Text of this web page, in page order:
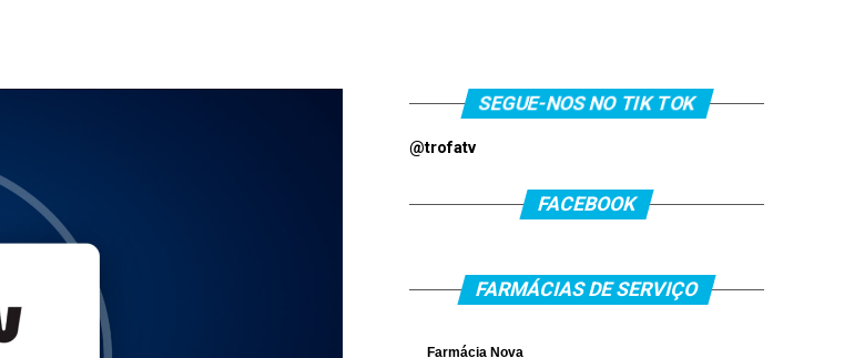
SEGUE-NOS NO TIK TOK
@trofatv
FACEBOOK
FARMÁCIAS DE SERVIÇO